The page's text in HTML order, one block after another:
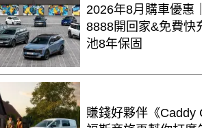
2026年8月購車優惠
8888開回家&免費快
池8年保固
賺錢好夥伴《Caddy